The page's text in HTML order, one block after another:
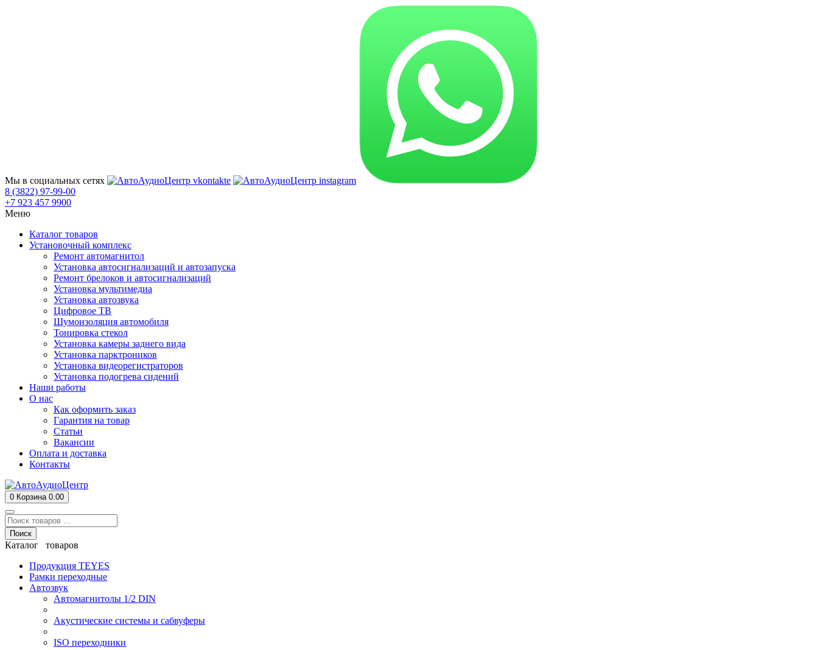
Мы в социальных сетях
8 (3822) 97-99-00
+7 923 457 9900
Меню
Каталог товаров
Установочный комплекс
Ремонт автомагнитол
Установка автосигнализаций и автозапуска
Ремонт брелоков и автосигнализаций
Установка мультимедиа
Установка автозвука
Цифровое ТВ
Шумоизоляция автомобиля
Тонировка стекол
Установка камеры заднего вида
Установка парктроников
Установка видеорегистраторов
Установка подогрева сидений
Наши работы
О нас
Как оформить заказ
Гарантия на товар
Статьи
Вакансии
Оплата и доставка
Контакты
0 Корзина 0.00
Поиск
Каталог товаров
Продукция TEYES
Рамки переходные
Автозвук
Автомагнитолы 1/2 DIN
Акустические системы и сабвуферы
ISO переходники